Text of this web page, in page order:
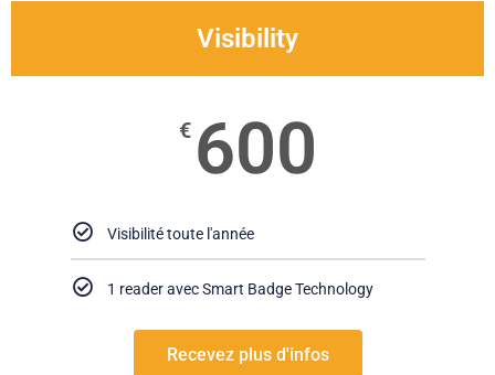
Visibility
€ 600
Visibilité toute l'année
1 reader avec Smart Badge Technology
Recevez plus d'infos